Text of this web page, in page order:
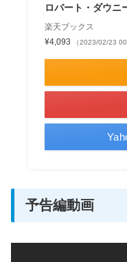
ロバート・ダウニ
楽天ブックス
¥4,093
（2023/02/23
予告編動画